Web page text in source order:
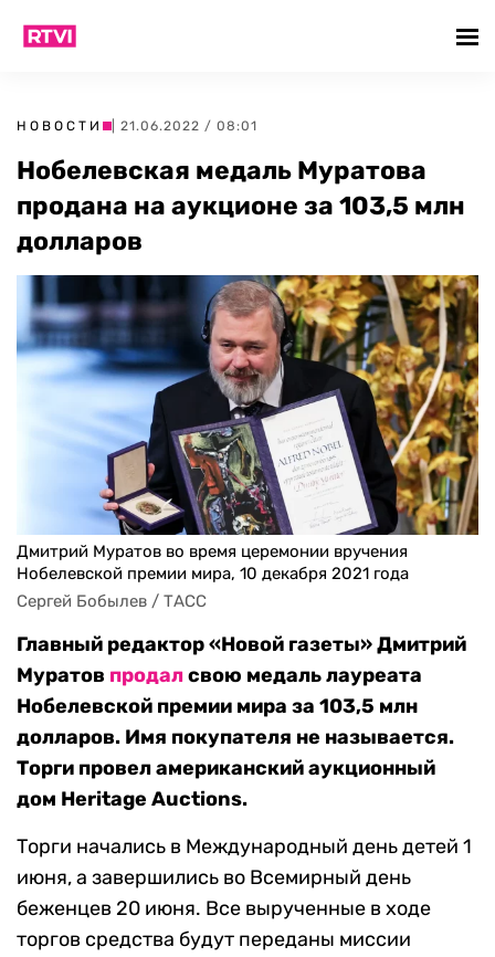
НОВОСТИ | 21.06.2022 / 08:01
Нобелевская медаль Муратова
продана на аукционе за 103,5 млн
долларов
Дмитрий Муратов во время церемонии вручения
Нобелевской премии мира, 10 декабря 2021 года
Сергей Бобылев / ТАСС
Главный редактор «Новой газеты» Дмитрий
Муратов продалсвою медаль лауреата
Нобелевской премии мира за 103,5 млн
долларов. Имя покупателя не называется.
Торги провел американский аукционный
дом Heritage Auctions.
Торги начались в Международный день детей 1
июня, а завершились во Всемирный день
беженцев 20 июня. Все вырученные в ходе
торгов средства будут переданы миссии